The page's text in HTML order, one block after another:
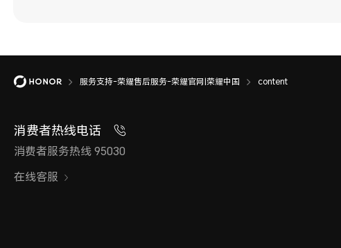
服务支持-荣耀售后服务-荣耀官网|荣耀中国 content
消费者热线电话
消费者服务热线 95030
在线客服